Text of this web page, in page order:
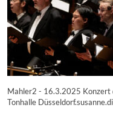
Mahler2 - 16.3.2025 Konzert
Tonhalle